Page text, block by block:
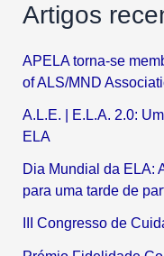
Artigos
APELA torna-se
of ALS/MND
A.L.E. | E.L.A. 2.0:
ELA
Dia Mundial da ELA:
para uma tarde de
III Congresso de